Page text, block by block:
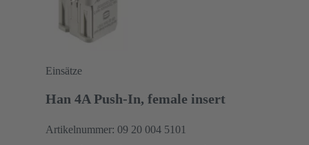
Einsätze
Han 4A Push-In, female insert
Artikelnummer: 09 20 004 5101